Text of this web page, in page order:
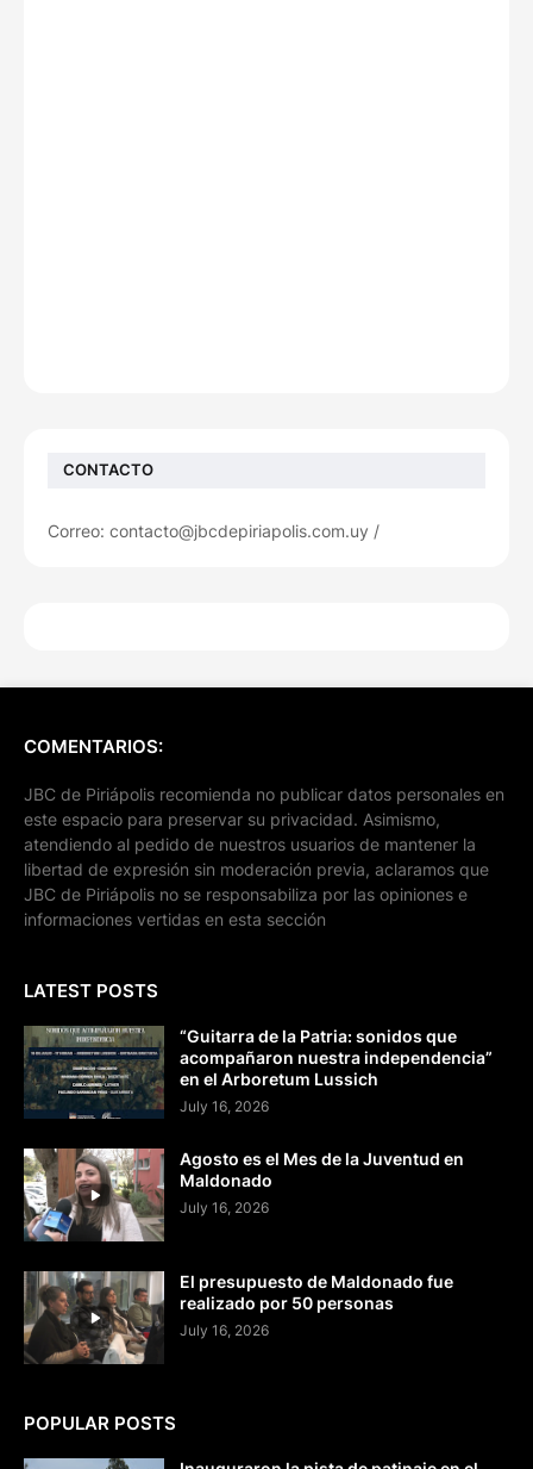
CONTACTO
Correo: contacto@jbcdepiriapolis.com.uy /
COMENTARIOS:
JBC de Piriápolis recomienda no publicar datos personales en
este espacio para preservar su privacidad. Asimismo,
atendiendo al pedido de nuestros usuarios de mantener la
libertad de expresión sin moderación previa, aclaramos que
JBC de Piriápolis no se responsabiliza por las opiniones e
informaciones vertidas en esta sección
LATEST POSTS
“Guitarra de la Patria: sonidos que
acompañaron nuestra independencia”
en el Arboretum Lussich
July 16, 2026
Agosto es el Mes de la Juventud en
Maldonado
July 16, 2026
El presupuesto de Maldonado fue
realizado por 50 personas
July 16, 2026
POPULAR POSTS